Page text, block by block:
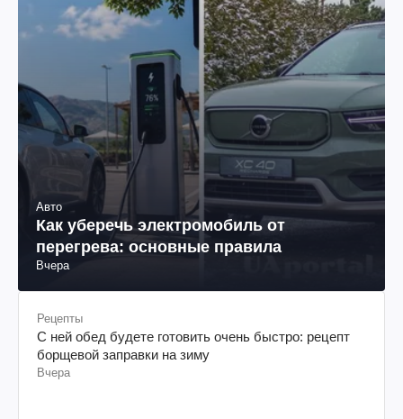
Авто
Как уберечь электромобиль от
перегрева: основные правила
Вчера
Рецепты
С ней обед будете готовить очень быстро: рецепт
борщевой заправки на зиму
Вчера